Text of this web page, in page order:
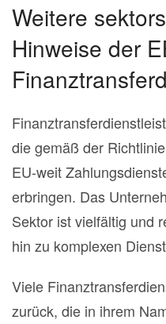
Weitere
Hinweise der
die gemäß der
EU-weit
erbringen. Das
Sektor ist vielfältig und
hin zu komplexen
Viele
zurück, die in ihrem